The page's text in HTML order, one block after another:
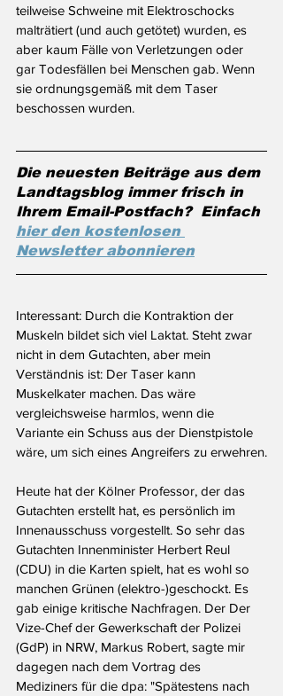
teilweise Schweine mit Elektroschocks
malträtiert (und auch getötet) wurden, es
aber kaum Fälle von Verletzungen oder
gar Todesfällen bei Menschen gab. Wenn
sie ordnungsgemäß mit dem Taser
beschossen wurden.
Die neuesten Beiträge aus dem
Landtagsblog immer frisch in
Ihrem Email-Postfach?  Einfach
hier den kostenlosen
Newsletter abonnieren
Interessant: Durch die Kontraktion der
Muskeln bildet sich viel Laktat. Steht zwar
nicht in dem Gutachten, aber mein
Verständnis ist: Der Taser kann
Muskelkater machen. Das wäre
vergleichsweise harmlos, wenn die
Variante ein Schuss aus der Dienstpistole
wäre, um sich eines Angreifers zu erwehren.
Heute hat der Kölner Professor, der das
Gutachten erstellt hat, es persönlich im
Innenausschuss vorgestellt. So sehr das
Gutachten Innenminister Herbert Reul
(CDU) in die Karten spielt, hat es wohl so
manchen Grünen (elektro-)geschockt. Es
gab einige kritische Nachfragen. Der Der
Vize-Chef der Gewerkschaft der Polizei
(GdP) in NRW, Markus Robert, sagte mir
dagegen nach dem Vortrag des
Mediziners für die dpa: "Spätestens nach